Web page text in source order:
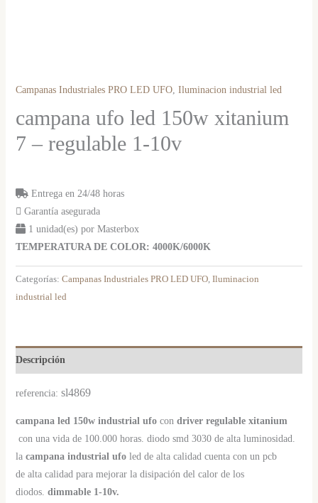
Campanas Industriales PRO LED UFO, Iluminacion industrial led
campana ufo led 150w xitanium
7 – regulable 1-10v
Entrega en 24/48 horas
Garantía asegurada
1 unidad(es) por Masterbox
TEMPERATURA DE COLOR: 4000K/6000K
Categorías: Campanas Industriales PRO LED UFO, Iluminacion
industrial led
Descripción
referencia: sl4869
campana led 150w industrial ufocon driver regulable xitanium
con una vida de 100.000 horas. diodo smd 3030 de alta luminosidad.
la campana industrial ufoled de alta calidad cuenta con un pcb
de alta calidad para mejorar la disipación del calor de los
diodos. dimmable 1-10v.